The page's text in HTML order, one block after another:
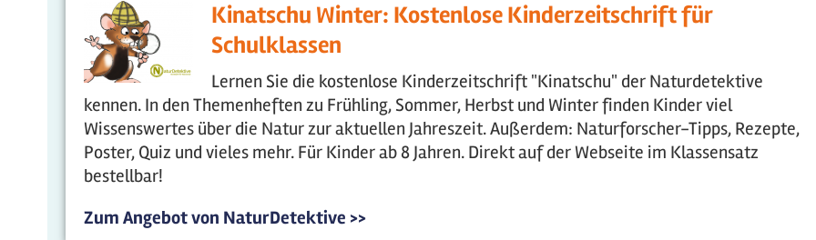
Kinatschu Winter: Kostenlose Kinderzeitschrift für
Schulklassen
Lernen Sie die kostenlose Kinderzeitschrift "Kinatschu" der Naturdetektive
kennen. In den Themenheften zu Frühling, Sommer, Herbst und Winter finden Kinder viel
Wissenswertes über die Natur zur aktuellen Jahreszeit. Außerdem: Naturforscher-Tipps, Rezepte,
Poster, Quiz und vieles mehr. Für Kinder ab 8 Jahren. Direkt auf der Webseite im Klassensatz
bestellbar!
Zum Angebot von NaturDetektive >>